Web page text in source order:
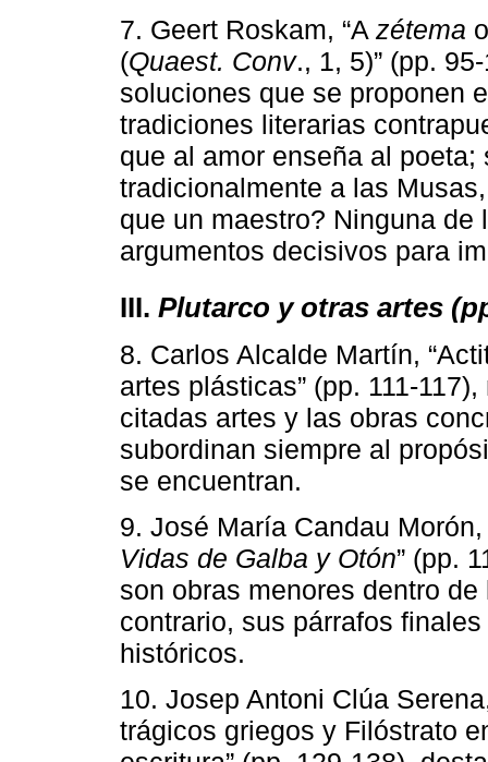
7. Geert Roskam, “A zétema
(Quaest. Conv., 1, 5)” (pp.
soluciones que se proponen
tradiciones literarias
que al amor enseña al
tradicionalmente a las
que un maestro? Ninguna
argumentos decisivos para
III. Plutarco y otras artes
8. Carlos Alcalde Martín,
artes plásticas” (pp. 111-
citadas artes y las obras
subordinan siempre al
se encuentran.
9. José María Candau
Vidas de Galba y Otón” (pp.
son obras menores dentro
contrario, sus párrafos
históricos.
10. Josep Antoni Clúa
trágicos griegos y Filóstrato